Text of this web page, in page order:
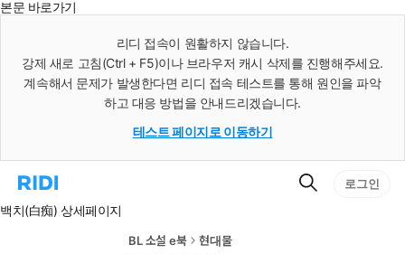
본문 바로가기
리디 접속이 원활하지 않습니다.
강제 새로 고침(Ctrl + F5)이나 브라우저 캐시 삭제를 진행해주세요.
계속해서 문제가 발생한다면 리디 접속 테스트를 통해 원인을 파악
하고 대응 방법을 안내드리겠습니다.
테스트 페이지로 이동하기
리
홈
검
로그인
백치(白痴) 상세페이지
BL 소설 e북 현대물